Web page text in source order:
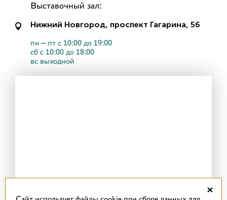
Выставочный зал:
Нижний Новгород, проспект Гагарина, 56
пн—пт с 10:00 до 19:00
сб с 10:00 до 18:00
вс выходной
×